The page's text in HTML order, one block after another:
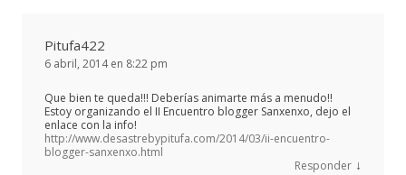
Pitufa422
6 abril, 2014 en 8:22 pm
Que bien te queda!!! Deberías animarte más a menudo!!
Estoy organizando el II Encuentro blogger Sanxenxo, dejo el
enlace con la info!
http://www.desastrebypitufa.com/2014/03/ii-encuentro-
blogger-sanxenxo.html
Responder ↓